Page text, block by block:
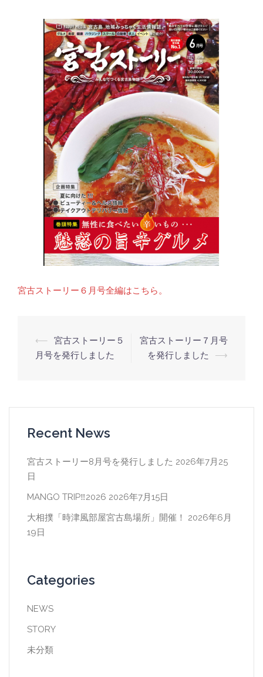
宮古ストーリー６月号全編はこちら。
投
稿
ゲ
ー
ョ
⟵
宮古ストーリー５
月号を発行しました
宮古ストーリー７月号
を発行しました
⟶
Recent News
宮古ストーリー8月号を発行しました 2026年7月25
日
MANGO TRIP‼2026 2026年7月15日
大相撲「時津風部屋宮古島場所」開催！
2026年6月
19日
Categories
NEWS
STORY
未分類